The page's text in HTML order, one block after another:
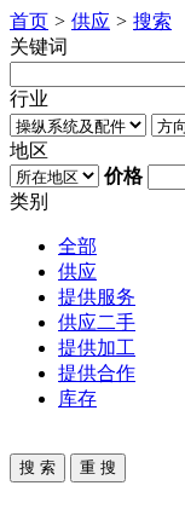
首页 > 供应 > 搜索
关键词
行业
地区
价格
类别
全部
供应
提供服务
供应二手
提供加工
提供合作
库存